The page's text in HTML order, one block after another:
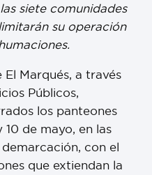
siete comunidades
su operación
Marqués, a través
Públicos,
los panteones
de mayo, en las
con el
que extiendan la